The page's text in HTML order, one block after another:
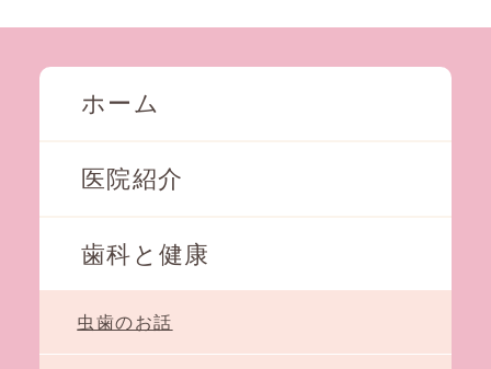
ホーム
医院紹介
歯科と健康
虫歯のお話